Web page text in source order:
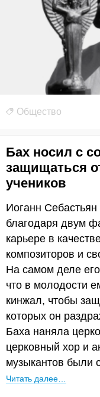
Общество
Бах носил с
защищаться
учеников
Иоганн
благодаря двум
карьере в
композиторов и
На самом деле
что в молодости
кинжал, чтобы
которых он
Баха наняла
церковный хор и
музыкантов были
Читать далее…